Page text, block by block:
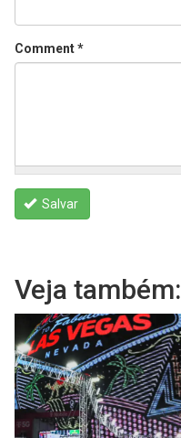
Comment*
Salvar
Veja também: